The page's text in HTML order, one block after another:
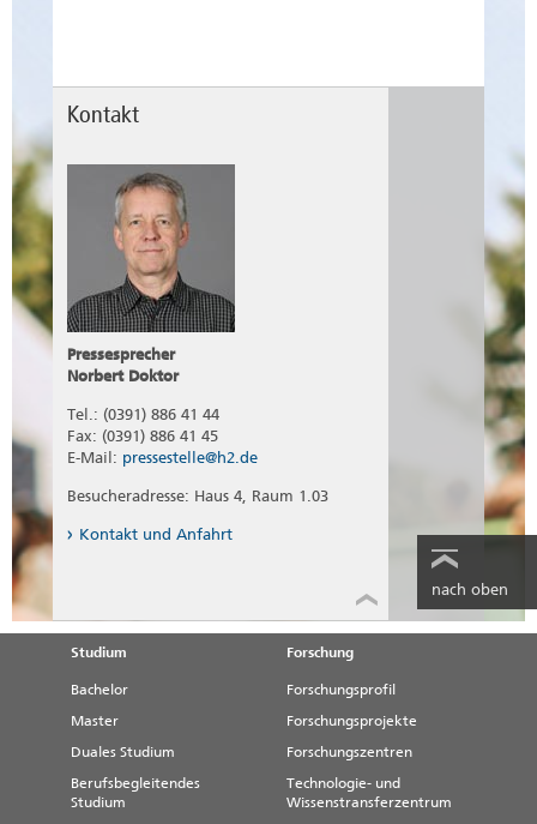
Kontakt
Pressesprecher
Norbert Doktor
Tel.: (0391) 886 41 44
Fax: (0391) 886 41 45
E-Mail: pressestelle@h2.de
Besucheradresse: Haus 4, Raum 1.03
Kontakt und Anfahrt
nach oben
Studium
Bachelor
Master
Duales Studium
Berufsbegleitendes
Studium
Forschung
Forschungsprofil
Forschungsprojekte
Forschungszentren
Technologie- und
Wissenstransferzentrum